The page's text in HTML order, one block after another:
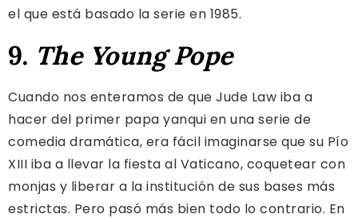
el que está basado la serie en 1985.
9. The Young Pope
Cuando nos enteramos de que Jude Law iba a
hacer del primer papa yanqui en una serie de
comedia dramática, era fácil imaginarse que su Pío
XIII iba a llevar la fiesta al Vaticano, coquetear con
monjas y liberar a la institución de sus bases más
estrictas. Pero pasó más bien todo lo contrario. En